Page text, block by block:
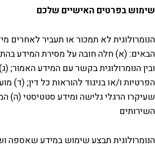
שימוש בפרטים האישיים שלכם
הנומרולוגית לא תמכור או תעביר
הבאים: (א) חלה חובה על מסירת המידע
ובין הנומרולוגית בקשר עם המידע
הפרטיות ו/או בניגוד להוראות כל דין;
שעיקרו הרגלי גלישה ומידע סטטיסטי (ה)
השירותים
הנומרולוגית תבצע שימוש במידע שאספה